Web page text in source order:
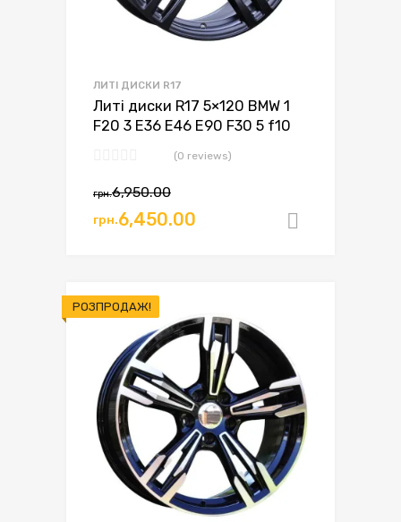
ЛИТІ ДИСКИ R17
Литі диски R17 5×120 BMW 1
F20 3 E36 E46 E90 F30 5 f10
(0 reviews)
грн.6,950.00Оригінальна
ціна:
грн.6,450.00
Поточна
ціна:
РОЗПРОДАЖ!